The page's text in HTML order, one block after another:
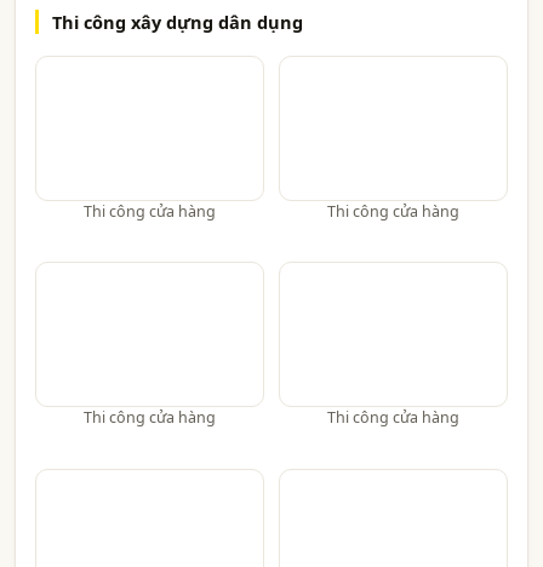
Thi công xây dựng dân dụng
Thi công cửa hàng Thi công cửa hàng
Thi công cửa hàng Thi công cửa hàng